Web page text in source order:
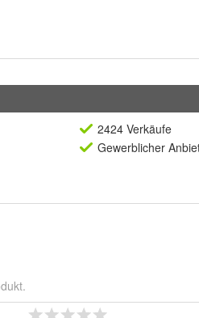
2424 Verkäufe
Gewerblicher